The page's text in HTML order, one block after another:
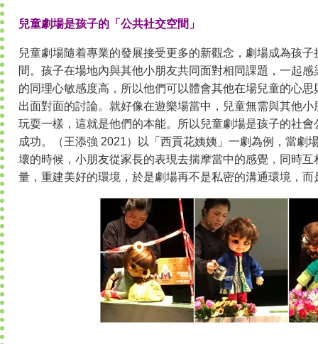
兒童劇場是孩子的「公共社交空間」
兒童劇場隨着專業的發展接受更多的新觀念，劇場成為孩
間。孩子在場地內與其他小朋友共同面對相同課題，一起
的同理心敏感度高，所以他們可以體會其他在場兒童的心
出面對面的討論。就好像在遊樂場當中，兒童無需與其他
玩耍一樣，這就是他們的本能。所以兒童劇場是孩子的社
成功。（王添強 2021）以「西貢花姨姨」一劇為例，當劇
壞的時候，小朋友從家長的表現去揣摩當中的感覺，同時
量，重建美好的環境，於是劇場再不是私密的溝通環境，